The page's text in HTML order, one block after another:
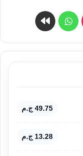
‫TikTokواتسابكواى
49.75 ج.م
13.28 ج.م